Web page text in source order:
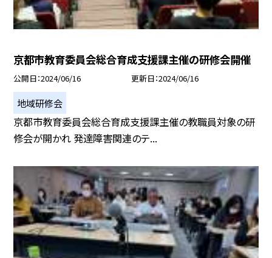
京都市教育委員会総合育成支援課主催の研修会開催
公開日 2024/06/16 更新日 2024/06/16
地域研修会
京都市教育委員会総合育成支援課主催の教職員対象の研
修会が開かれ 発達障害関連のテ...